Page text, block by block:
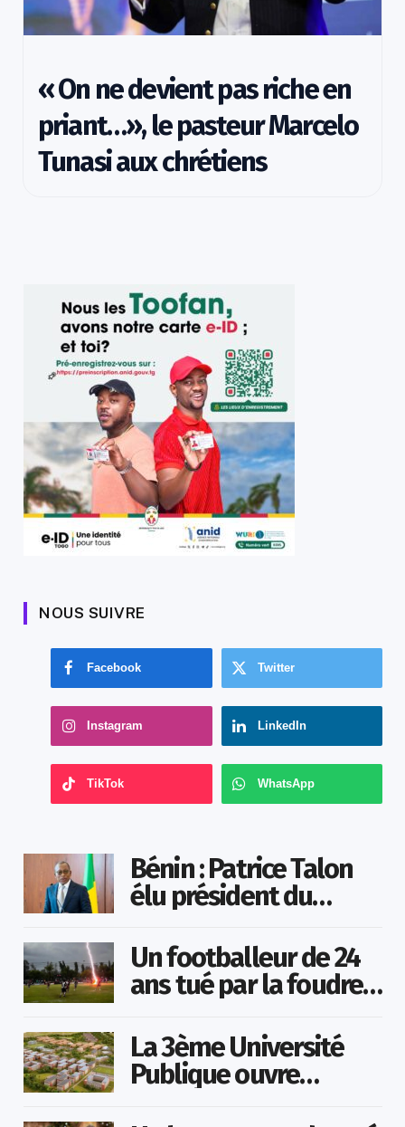
« On ne devient pas riche en
priant…», le pasteur Marcelo
Tunasi aux chrétiens
NOUS SUIVRE
Facebook Twitter
Instagram LinkedIn
TikTok WhatsApp
Bénin : Patrice Talon
élu président du
Un footballeur de 24
ans tué par la foudre
La 3ème Université
Publique ouvre